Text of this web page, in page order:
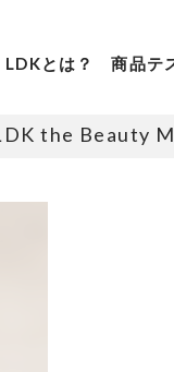
LDKとは？ 商品テ
the Beauty